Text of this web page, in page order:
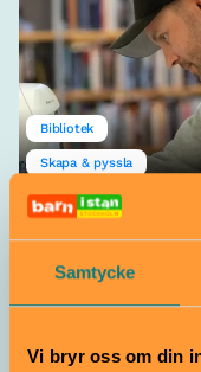
Samtycke
Vi bryr oss om din
Bibliotek
Skapa & pyssla
Spel & gaming